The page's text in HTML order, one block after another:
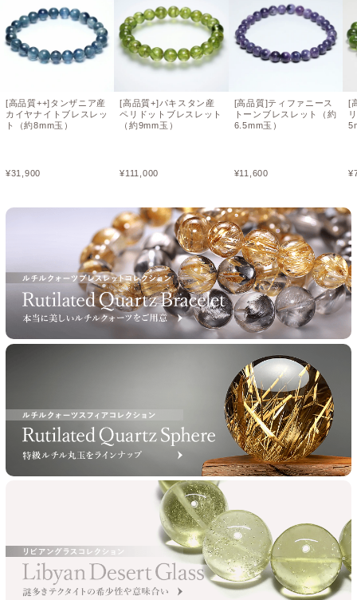
[高品質++]タンザニア産
カイヤナイトブレスレッ
ト（約8mm玉）
¥31,900
[高品質+]パキスタン産
ペリドットブレスレット
（約9mm玉）
¥111,000
[高品質]ティファニース
トーンブレスレット（約
6.5mm玉）
¥11,600
[
¥